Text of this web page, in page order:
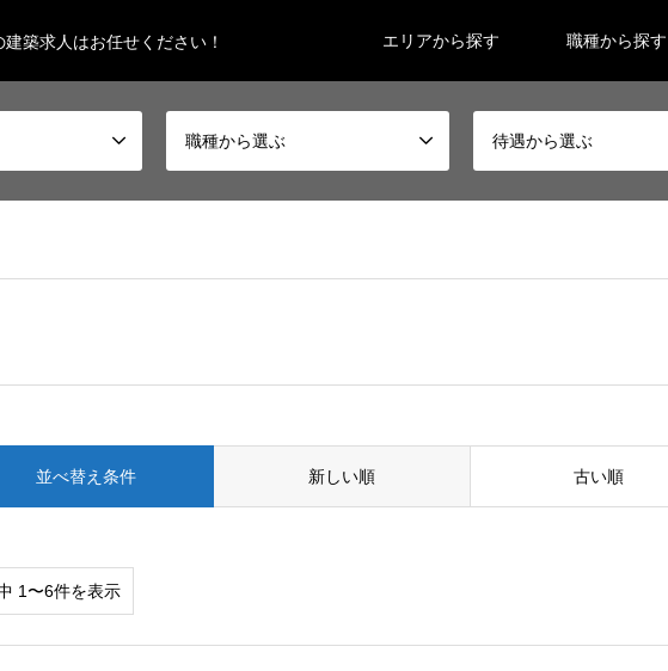
建築求人はお任せください！ エリアから探す 職種から探す
職種から選ぶ 待遇から選ぶ
並べ替え条件 新しい順 古い順
1〜6件を表示